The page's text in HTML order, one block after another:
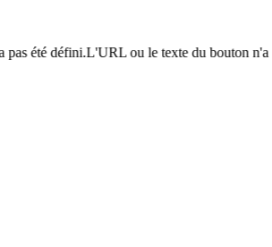
été défini.L'URL ou le texte du bouton n'a